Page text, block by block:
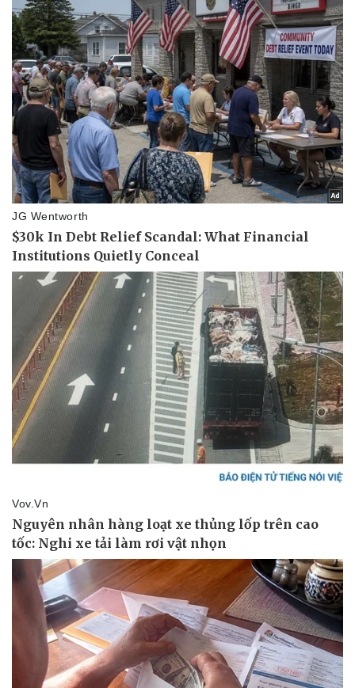
Thể thao
Bóng đá
Lịch thi đấu bóng đá
Thế giới thể thao
eSports
Hậu trường
Ô tô - Xe máy
Ô tô
Xe máy
Tư vấn